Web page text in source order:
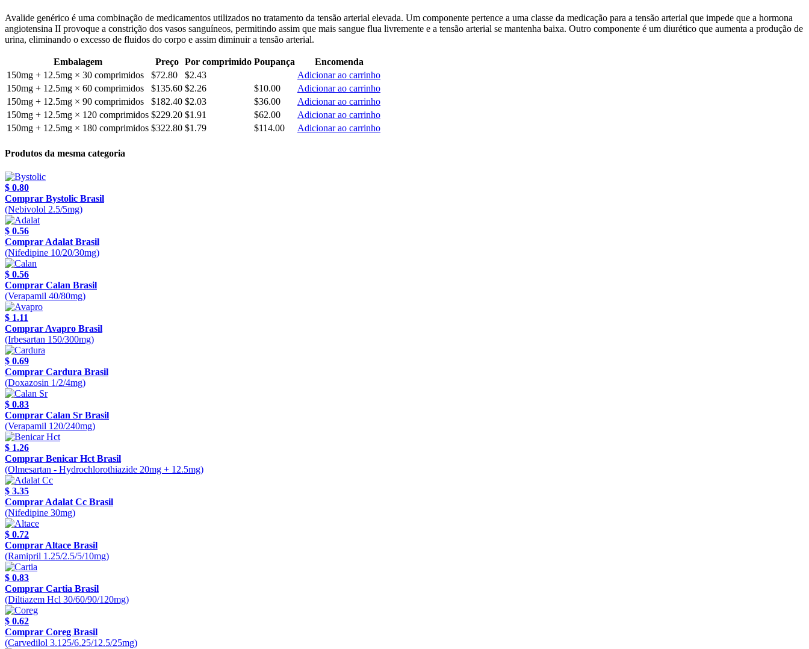
Avalide genérico é uma combinação de medicamentos utilizados no tratamento da tensão arterial elevada. Um componente pertence a uma classe da medicação para a tensão arterial que impede que a hormona
angiotensina II provoque a constrição dos vasos sanguíneos, permitindo assim que mais sangue flua livremente e a tensão arterial se mantenha baixa. Outro componente é um diurético que aumenta a produção de
urina, eliminando o excesso de fluidos do corpo e assim diminuir a tensão arterial.
Embalagem Preço Por comprimido Poupança
Encomenda
150mg + 12.5mg × 30 comprimidos
$72.80 $2.43
Adicionar ao carrinho
150mg + 12.5mg × 60 comprimidos
$135.60 $2.26 $10.00
Adicionar ao carrinho
150mg + 12.5mg × 90 comprimidos
$182.40 $2.03 $36.00
Adicionar ao carrinho
150mg + 12.5mg × 120 comprimidos $229.20 $1.91 $62.00
Adicionar ao carrinho
150mg + 12.5mg × 180 comprimidos $322.80 $1.79 $114.00 Adicionar ao carrinho
Produtos da mesma categoria
$ 0.80
Comprar Bystolic Brasil
(Nebivolol 2.5/5mg)
$ 0.56
Comprar Adalat Brasil
(Nifedipine 10/20/30mg)
$ 0.56
Comprar Calan Brasil
(Verapamil 40/80mg)
$ 1.11
Comprar Avapro Brasil
(Irbesartan 150/300mg)
$ 0.69
Comprar Cardura Brasil
(Doxazosin 1/2/4mg)
$ 0.83
Comprar Calan Sr Brasil
(Verapamil 120/240mg)
$ 1.26
Comprar Benicar Hct Brasil
(Olmesartan - Hydrochlorothiazide 20mg + 12.5mg)
$ 3.35
Comprar Adalat Cc Brasil
(Nifedipine 30mg)
$ 0.72
Comprar Altace Brasil
(Ramipril 1.25/2.5/5/10mg)
$ 0.83
Comprar Cartia Brasil
(Diltiazem Hcl 30/60/90/120mg)
$ 0.62
Comprar Coreg Brasil
(Carvedilol 3.125/6.25/12.5/25mg)